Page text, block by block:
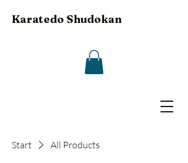
Karatedo Shudokan
Start All Products